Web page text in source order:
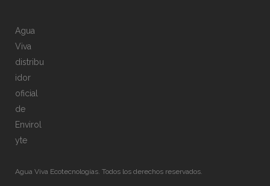
Agua
Viva
distribu
idor
oficial
de
Envirol
yte
Agua Viva Ecotecnologías. Todos los derechos reservados.